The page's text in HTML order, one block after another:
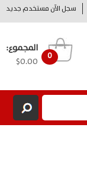
سجل الآن مستخدم جديد
0
المجموع:
$0.00